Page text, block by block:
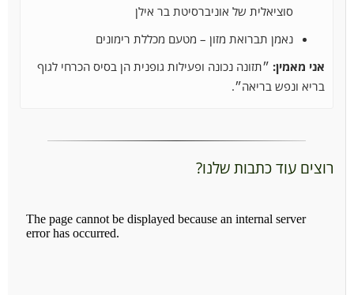
סוציאלית של אוניברסיטת בר אילן
נאמן תברואת מזון – מטעם מכללת רימונים
אני מאמין: ״תזונה נכונה ופעילות גופנית הן בסיס הכרחי לגוף
בריא ונפש בריאה״.
רוצים עוד כתבות שלנו?